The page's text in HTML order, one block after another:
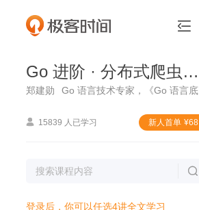

Go 进阶 · 分布式爬虫实战
郑建勋
 15839 人已学习 新⼈⾸单 ¥68

登录后，你可以任选4讲全文学习
 Go 进阶 · 分布式爬虫实战